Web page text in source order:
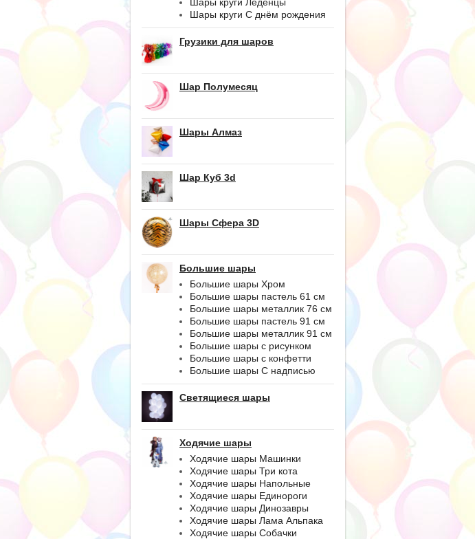
Шары круги С днём рождения
Грузики для шаров
Шар Полумесяц
Шары Алмаз
Шар Куб 3d
Шары Сфера 3D
Большие шары
Большие шары Хром
Большие шары пастель 61 см
Большие шары металлик 76 см
Большие шары пастель 91 см
Большие шары металлик 91 см
Большие шары с рисунком
Большие шары с конфетти
Большие шары С надписью
Светящиеся шары
Ходячие шары
Ходячие шары Машинки
Ходячие шары Три кота
Ходячие шары Напольные
Ходячие шары Единороги
Ходячие шары Динозавры
Ходячие шары Лама Альпака
Ходячие шары Собачки